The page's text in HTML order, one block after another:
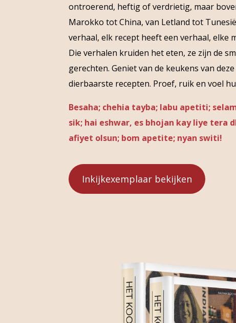
ontroerend, heftig of verdrietig, maar
Marokko tot China, van Letland tot
verhaal, elk recept heeft een verhaal, elke
Die verhalen kruiden het eten, ze zijn de
gerechten. Geniet van de keukens van
dierbaarste recepten. Proef, ruik en voel
Besaha; chehia tayba; labu apetiti;
sik; hai eshwar, es bhojan kay liye tera
afiyet olsun; bom apetite; nyan switi!
Inkijkexemplaar bekijken